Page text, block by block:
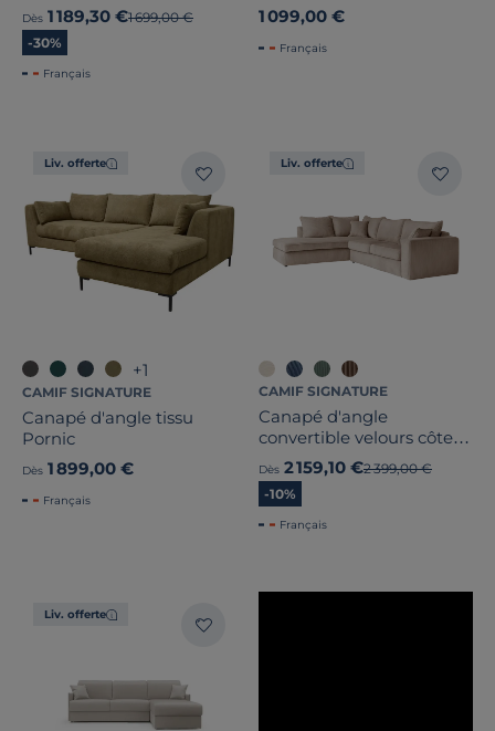
Dès 1 189,30 €Ancien prix
1 699,00 €
-30%
Français
vieilli Owen
1 099,00 €
Français
Liv. offerte
+1
CAMIF SIGNATURE
Canapé d'angle tissu
Pornic
Dès 1 899,00 €
Français
Liv. offerte
CAMIF SIGNATURE
Canapé d'angle
convertible velours côtelé
Otto
Dès 2 159,10 €Ancien prix
2 399,00 €
-10%
Français
Liv. offerte
Nombre de places
Convertible
Profondeur
Marque
Stock
Pays de fabrication